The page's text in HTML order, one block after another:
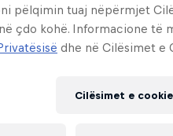
pëlqimin tuaj nëpërmjet
çdo kohë. Informacione të
dhe në Cilësimet e
Cilësimet e